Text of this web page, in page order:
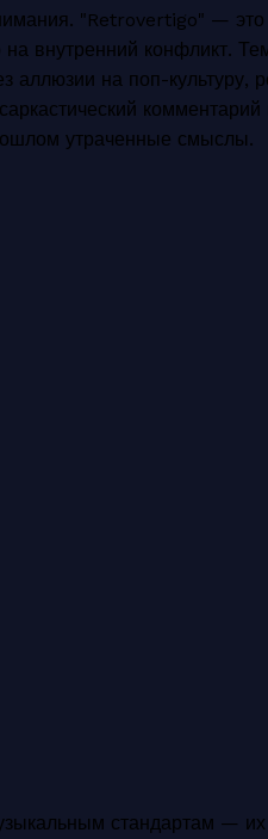
"Retrovertigo" —
внутренний конфликт.
аллюзии на поп-культуру,
утраченные смыслы.
стандартам — их